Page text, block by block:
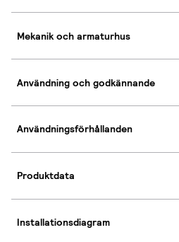
Mekanik och armaturhus
Användning och godkännande
Användningsförhållanden
Produktdata
Installationsdiagram